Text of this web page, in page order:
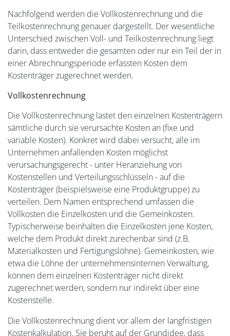
Nachfolgend werden die Vollkostenrechnung und die
Teilkostenrechnung genauer dargestellt. Der wesentliche
Unterschied zwischen Voll- und Teilkostenrechnung liegt
darin, dass entweder die gesamten oder nur ein Teil der in
einer Abrechnungsperiode erfassten Kosten dem
Kostenträger zugerechnet werden.
Vollkostenrechnung
Die Vollkostenrechnung lastet den einzelnen Kostenträgern
sämtliche durch sie verursachte Kosten an (fixe und
variable Kosten). Konkret wird dabei versucht, alle im
Unternehmen anfallenden Kosten möglichst
verursachungsgerecht - unter Heranziehung von
Kostenstellen und Verteilungsschlüsseln - auf die
Kostenträger (beispielsweise eine Produktgruppe) zu
verteilen. Dem Namen entsprechend umfassen die
Vollkosten die Einzelkosten und die Gemeinkosten.
Typischerweise beinhalten die Einzelkosten jene Kosten,
welche dem Produkt direkt zurechenbar sind (z.B.
Materialkosten und Fertigungslöhne). Gemeinkosten, wie
etwa die Löhne der unternehmensinternen Verwaltung,
können dem einzelnen Kostenträger nicht direkt
zugerechnet werden, sondern nur indirekt über eine
Kostenstelle.
Die Vollkostenrechnung dient vor allem der langfristigen
Kostenkalkulation. Sie beruht auf der Grundidee, dass